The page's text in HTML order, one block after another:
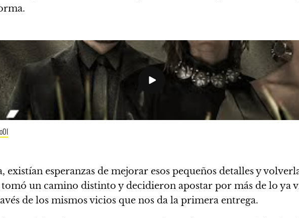
existían esperanzas de mejorar esos pequeños detalles y
un camino distinto y decidieron apostar por más de lo ya
de los mismos vicios que nos da la primera entrega.